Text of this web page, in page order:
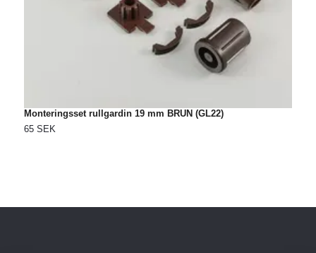
Monteringsset rullgardin 19 mm BRUN (GL22)
65 SEK